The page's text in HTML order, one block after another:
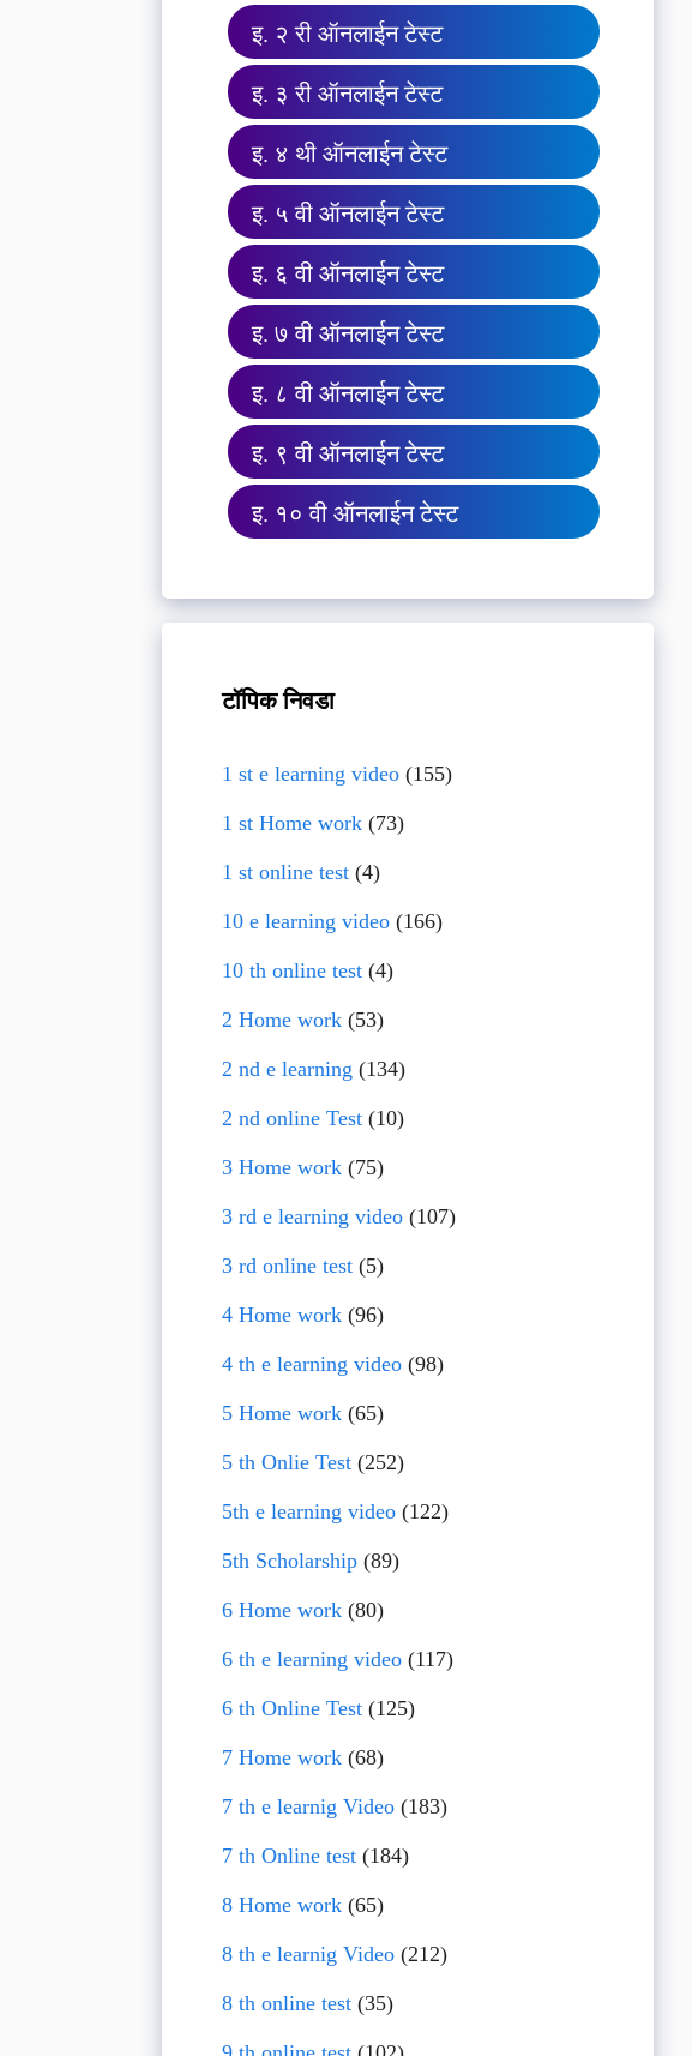
इ. २ री ऑनलाईन टेस्ट
इ. ३ री ऑनलाईन टेस्ट
इ. ४ थी ऑनलाईन टेस्ट
इ. ५ वी ऑनलाईन टेस्ट
इ. ६ वी ऑनलाईन टेस्ट
इ. ७ वी ऑनलाईन टेस्ट
इ. ८ वी ऑनलाईन टेस्ट
इ. ९ वी ऑनलाईन टेस्ट
इ. १० वी ऑनलाईन टेस्ट
टॉपिक निवडा
1 st e learning video(155)
1 st Home work(73)
1 st online test(4)
10 e learning video(166)
10 th online test(4)
2 Home work(53)
2 nd e learning (134)
2 nd online Test(10)
3 Home work(75)
3 rd e learning video(107)
3 rd online test(5)
4 Home work(96)
4 th e learning video(98)
5 Home work(65)
5 th Onlie Test(252)
5th e learning video(122)
5th Scholarship(89)
6 Home work(80)
6 th e learning video(117)
6 th Online Test(125)
7 Home work(68)
7 th e learnig Video(183)
7 th Online test(184)
8 Home work(65)
8 th e learnig Video(212)
8 th online test(35)